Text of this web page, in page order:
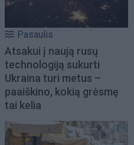
Pasaulis
Atsakui į naują rusų
technologiją sukurti
Ukraina turi metus –
paaiškino, kokią grėsmę
tai kelia